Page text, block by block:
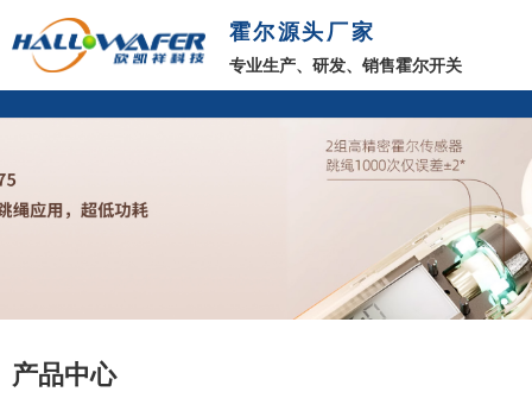
霍尔源头厂家
专业生产、研发、销售霍尔开关
产品中心